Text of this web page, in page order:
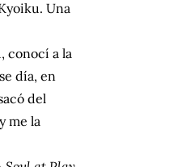
Una
conocí a la
día, en
del
me la